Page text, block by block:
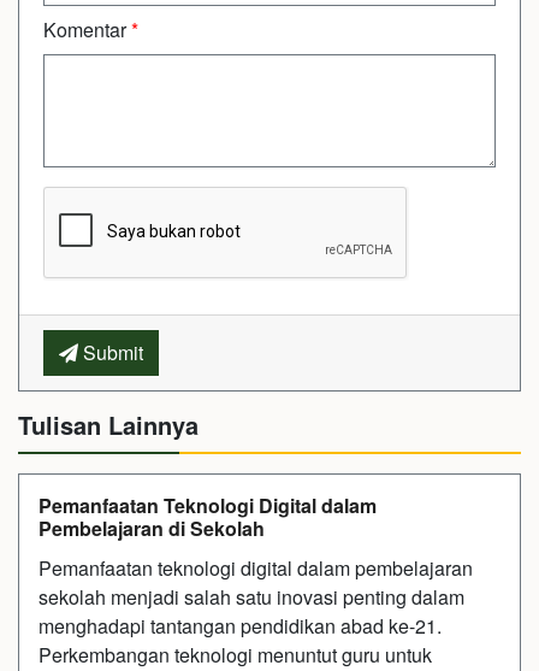
Komentar*
Submit
Tulisan Lainnya
Pemanfaatan Teknologi Digital dalam
Pembelajaran di Sekolah
Pemanfaatan teknologi digital dalam pembelajaran
sekolah menjadi salah satu inovasi penting dalam
menghadapi tantangan pendidikan abad ke-21.
Perkembangan teknologi menuntut guru untuk